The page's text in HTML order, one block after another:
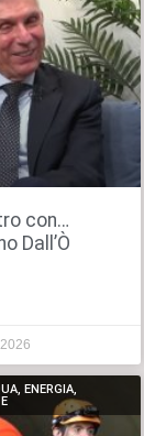
con…
Dall’Ò
ENERGIA,